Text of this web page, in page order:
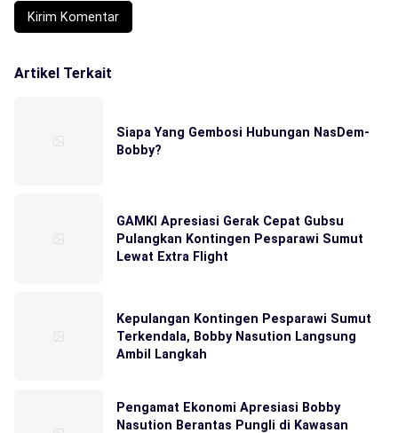
Artikel Terkait
Siapa Yang Gembosi Hubungan NasDem-
Bobby?
GAMKI Apresiasi Gerak Cepat Gubsu
Pulangkan Kontingen Pesparawi Sumut
Lewat Extra Flight
Kepulangan Kontingen Pesparawi Sumut
Terkendala, Bobby Nasution Langsung
Ambil Langkah
Pengamat Ekonomi Apresiasi Bobby
Nasution Berantas Pungli di Kawasan